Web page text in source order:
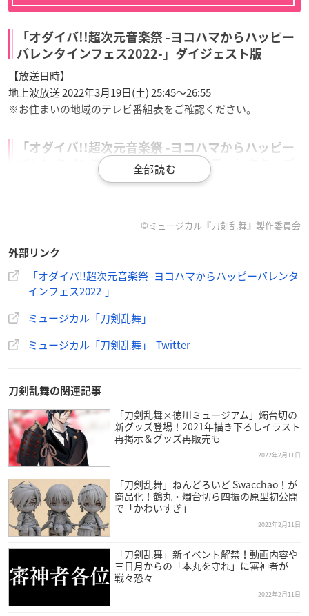
「オダイバ!!超次元音楽祭 -ヨコハマからハッピー
バレンタインフェス2022-」ダイジェスト版
【放送日時】
地上波放送 2022年3月19日(土) 25:45〜26:55
※お住まいの地域のテレビ番組表をご確認ください。
「オダイバ!!超次元音楽祭 -ヨコハマからハッピー
バレンタインフェス2022-」DAY2 ディレクターズ
CS放送 2022年3月27日(日)22:30〜24:00
※詳しくは各サービスの公式サイトをご覧ください。
【出演者】
angela
鬼頭明里
CHiCO with HoneyWorks
Day2
内田雄馬
ウマ娘
（ナリタブライアン役：衣川里佳、
アドマイヤベガ役：咲々木瞳、
カレンチャン役：篠原侑、
メジロライアン役：土師亜文、
テイエムオペラオー役：徳井青空、
ミホノブルボン役：長谷川育美、
フジキセキ役：松井恵理子、
©ミュージカル『刀剣乱舞』製作委員会
外部リンク
「オダイバ!!超次元音楽祭 -ヨコハマからハッピーバレンタ
インフェス2022-」
ミュージカル「刀剣乱舞」
ミュージカル「刀剣乱舞」 Twitter
刀剣乱舞の関連記事
「刀剣乱舞×徳川ミュージアム」燭台切の
新グッズ登場！2021年描き下ろしイラスト
再掲示＆グッズ再販売も
2022年2月11日
「刀剣乱舞」ねんどろいど Swacchao！が
商品化！鶴丸・燭台切ら四振の原型初公開
で「かわいすぎ」
2022年2月11日
「刀剣乱舞」新イベント解禁！動画内容や
三日月からの「本丸を守れ」に審神者が
戦々恐々
2022年2月11日